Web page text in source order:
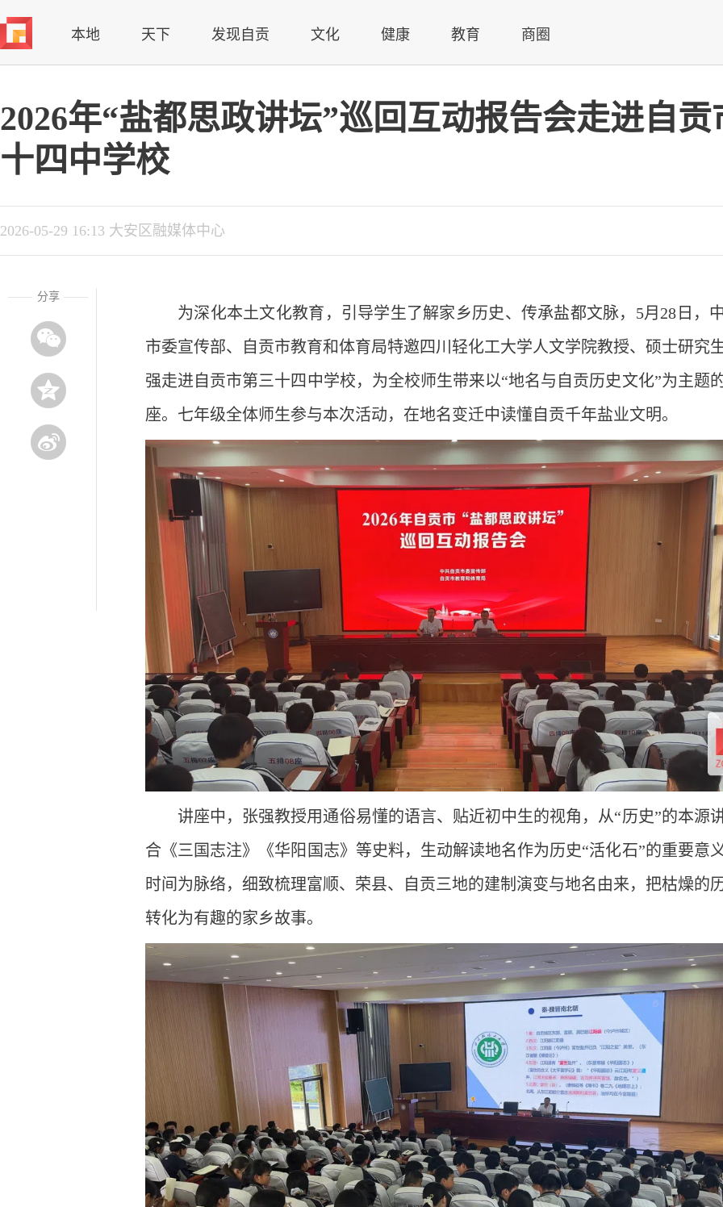
本地 天下 发现自贡 文化 健康 教育 商圈
2026年“盐都思政讲坛”巡回互动报告会走进自贡
十四中学校
2026-05-29 16:13 大安区融媒体中心
分享
为深化本土文化教育，引导学生了解家乡历史、传承盐都文脉，5月28日，
市委宣传部、自贡市教育和体育局特邀四川轻化工大学人文学院教授、硕士研究
强走进自贡市第三十四中学校，为全校师生带来以“地名与自贡历史文化”为主题
座。七年级全体师生参与本次活动，在地名变迁中读懂自贡千年盐业文明。
讲座中，张强教授用通俗易懂的语言、贴近初中生的视角，从“历史”的本源
合《三国志注》《华阳国志》等史料，生动解读地名作为历史“活化石”的重要意
时间为脉络，细致梳理富顺、荣县、自贡三地的建制演变与地名由来，把枯燥的
转化为有趣的家乡故事。